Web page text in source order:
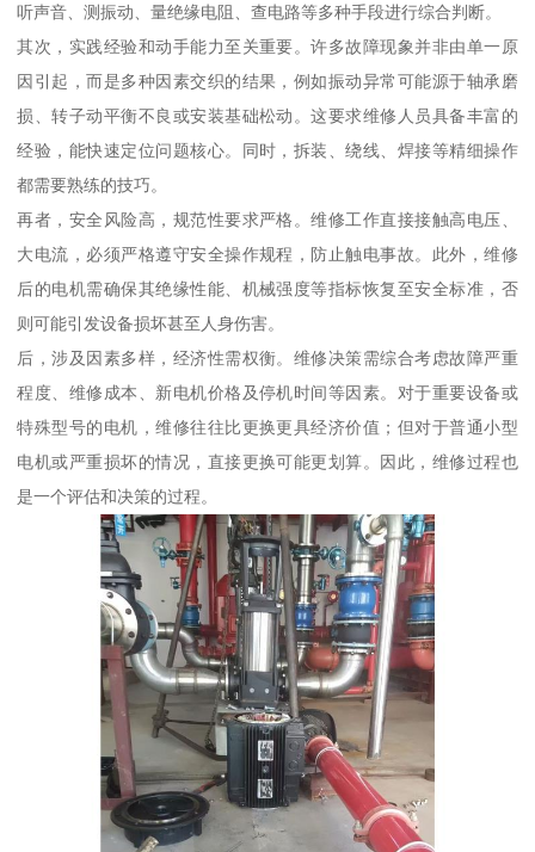
听声音、测振动、量绝缘电阻、查电路等多种手段进行综合判断。
其次，实践经验和动手能力至关重要。许多故障现象并非由单一原
因引起，而是多种因素交织的结果，例如振动异常可能源于轴承磨
损、转子动平衡不良或安装基础松动。这要求维修人员具备丰富的
经验，能快速定位问题核心。同时，拆装、绕线、焊接等精细操作
都需要熟练的技巧。
再者，安全风险高，规范性要求严格。维修工作直接接触高电压、
大电流，必须严格遵守安全操作规程，防止触电事故。此外，维修
后的电机需确保其绝缘性能、机械强度等指标恢复至安全标准，否
则可能引发设备损坏甚至人身伤害。
后，涉及因素多样，经济性需权衡。维修决策需综合考虑故障严重
程度、维修成本、新电机价格及停机时间等因素。对于重要设备或
特殊型号的电机，维修往往比更换更具经济价值；但对于普通小型
电机或严重损坏的情况，直接更换可能更划算。因此，维修过程也
是一个评估和决策的过程。